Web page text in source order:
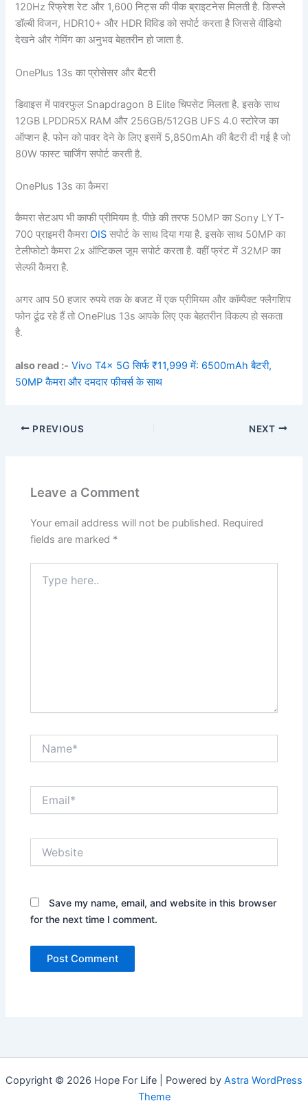
120Hz रिफ्रेश रेट और 1,600 निट्स की पीक ब्राइटनेस मिलती है. डिस्प्ले
डॉल्बी विजन, HDR10+ और HDR विविड को सपोर्ट करता है जिससे वीडियो
देखने और गेमिंग का अनुभव बेहतरीन हो जाता है.
OnePlus 13s का प्रोसेसर और बैटरी
डिवाइस में पावरफुल Snapdragon 8 Elite चिपसेट मिलता है. इसके साथ
12GB LPDDR5X RAM और 256GB/512GB UFS 4.0 स्टोरेज का
ऑप्शन है. फोन को पावर देने के लिए इसमें 5,850mAh की बैटरी दी गई है जो
80W फास्ट चार्जिंग सपोर्ट करती है.
OnePlus 13s का कैमरा
कैमरा सेटअप भी काफी प्रीमियम है. पीछे की तरफ 50MP का Sony LYT-
700 प्राइमरी कैमराOIS सपोर्ट के साथ दिया गया है. इसके साथ 50MP का
टेलीफोटो कैमरा 2x ऑप्टिकल जूम सपोर्ट करता है. वहीं फ्रंट में 32MP का
सेल्फी कैमरा है.
अगर आप 50 हजार रुपये तक के बजट में एक प्रीमियम और कॉम्पैक्ट फ्लैगशिप
फोन ढूंढ रहे हैं तो OnePlus 13s आपके लिए एक बेहतरीन विकल्प हो सकता
है.
also read :- Vivo T4x 5G सिर्फ ₹11,999 में: 6500mAh बैटरी,
50MP कैमरा और दमदार फीचर्स के साथ
PREVIOUS NEXT
Leave a Comment
Your email address will not be published. Required
fields are marked *
here..
Save my name, email, and website in this browser
for the next time I comment.
Copyright © 2026 Hope For Life | Powered by Astra WordPress
Theme